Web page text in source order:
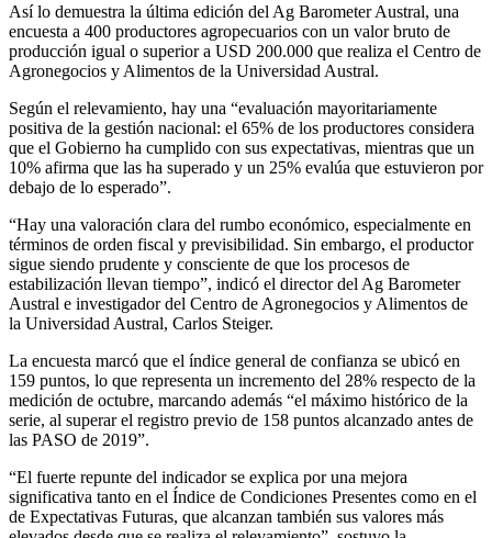
Así lo demuestra la última edición del Ag Barometer Austral, una
encuesta a 400 productores agropecuarios con un valor bruto de
producción igual o superior a USD 200.000 que realiza el Centro de
Agronegocios y Alimentos de la Universidad Austral.
Según el relevamiento, hay una “evaluación mayoritariamente
positiva de la gestión nacional: el 65% de los productores considera
que el Gobierno ha cumplido con sus expectativas, mientras que un
10% afirma que las ha superado y un 25% evalúa que estuvieron por
debajo de lo esperado”.
“Hay una valoración clara del rumbo económico, especialmente en
términos de orden fiscal y previsibilidad. Sin embargo, el productor
sigue siendo prudente y consciente de que los procesos de
estabilización llevan tiempo”, indicó el director del Ag Barometer
Austral e investigador del Centro de Agronegocios y Alimentos de
la Universidad Austral, Carlos Steiger.
La encuesta marcó que el índice general de confianza se ubicó en
159 puntos, lo que representa un incremento del 28% respecto de la
medición de octubre, marcando además “el máximo histórico de la
serie, al superar el registro previo de 158 puntos alcanzado antes de
las PASO de 2019”.
“El fuerte repunte del indicador se explica por una mejora
significativa tanto en el Índice de Condiciones Presentes como en el
de Expectativas Futuras, que alcanzan también sus valores más